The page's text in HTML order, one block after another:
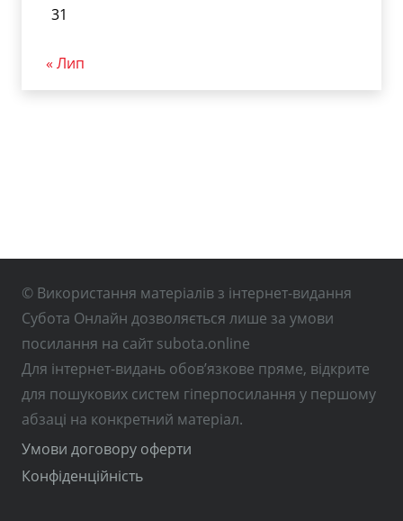
31
« Лип
© Використання матеріалів з інтернет-видання
Субота Онлайн дозволяється лише за умови
посилання на сайт subota.online
Для інтернет-видань обов’язкове пряме, відкрите
для пошукових систем гіперпосилання у першому
абзаці на конкретний матеріал.
Умови договору оферти
Конфіденційність